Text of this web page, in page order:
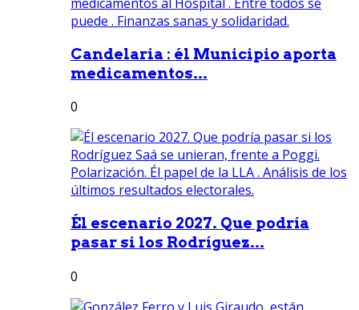
Candelaria : él Municipio aporta
medicamentos...
0
Él escenario 2027. Que podría
pasar si los Rodríguez...
0